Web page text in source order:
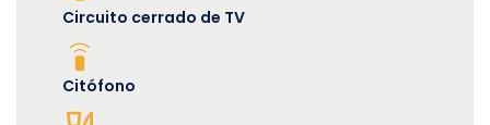
Circuito cerrado de TV
Citófono